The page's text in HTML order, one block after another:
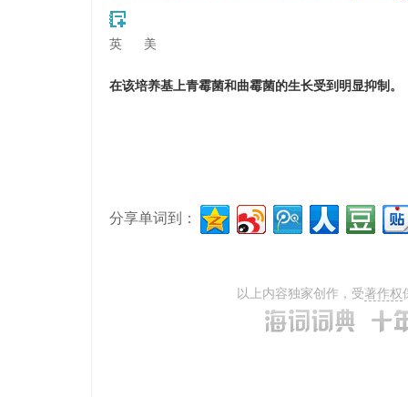
英 美
在该培养基上青霉菌和曲霉菌的生长受到明显抑制。
分享单词到：
以上内容独家创作，受著作权